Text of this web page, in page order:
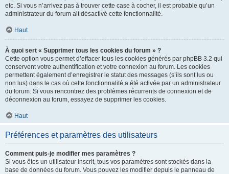
etc. Si vous n’arrivez pas à trouver cette case à cocher, il est probable qu’un
administrateur du forum ait désactivé cette fonctionnalité.
Haut
À quoi sert « Supprimer tous les cookies du forum » ?
Cette option vous permet d’effacer tous les cookies générés par phpBB 3.2 qui
conservent votre authentification et votre connexion au forum. Les cookies
permettent également d’enregistrer le statut des messages (s’ils sont lus ou
non lus) dans le cas où cette fonctionnalité a été activée par un administrateur
du forum. Si vous rencontrez des problèmes récurrents de connexion et de
déconnexion au forum, essayez de supprimer les cookies.
Haut
Préférences et paramètres des utilisateurs
Comment puis-je modifier mes paramètres ?
Si vous êtes un utilisateur inscrit, tous vos paramètres sont stockés dans la
base de données du forum. Vous pouvez les modifier depuis le panneau de